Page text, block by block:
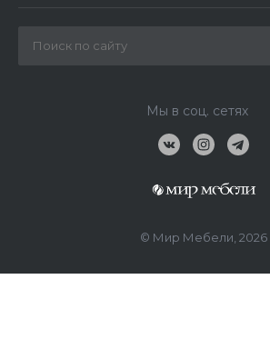
Мы в соц. сетях
© Мир Мебели, 2026